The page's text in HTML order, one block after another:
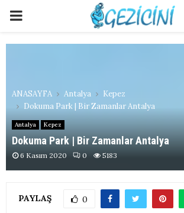
PRIMARY
MENU
ANASAYFA Antalya
Kepez
Dokuma Park | Bir Zamanlar Antalya
Antalya Kepez
Dokuma Park | Bir Zamanlar Antalya
6 Kasım 2020 0 5183
PAYLAŞ 0